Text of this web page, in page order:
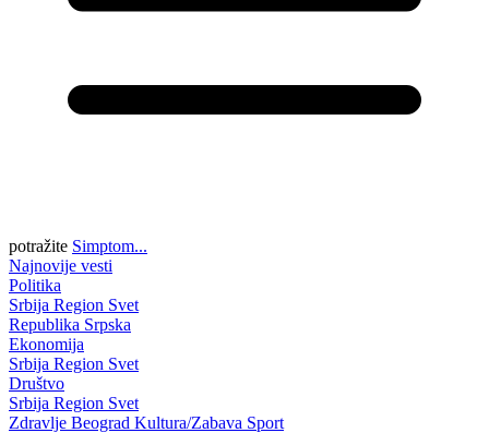
potražite Simptom...
Najnovije vesti
Politika
Srbija Region Svet
Republika Srpska
Ekonomija
Srbija Region Svet
Društvo
Srbija Region Svet
Zdravlje Beograd Kultura/Zabava Sport